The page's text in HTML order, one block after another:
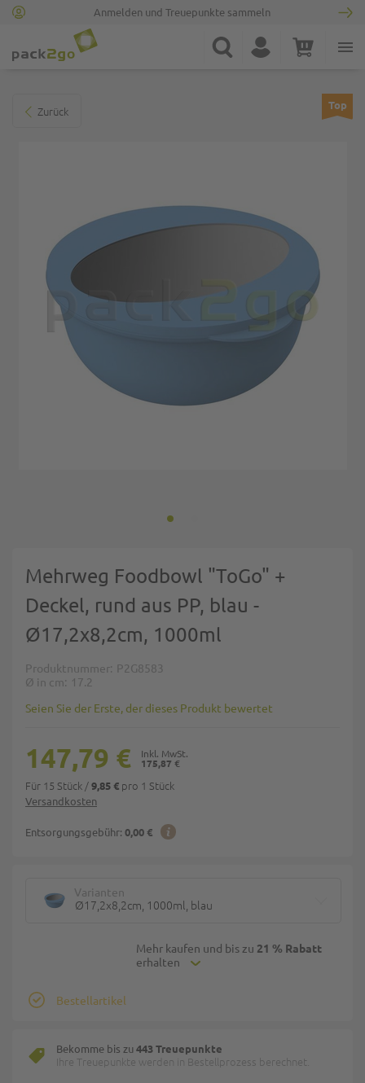
Anmelden und Treuepunkte sammeln
Suche Konto Warenkorb
Zurück Top
Mehrweg Foodbowl "ToGo" +
Deckel, rund aus PP, blau -
Ø17,2x8,2cm, 1000ml
Produktnummer P2G8583
Ø in cm
17.2
Seien Sie der Erste, der dieses Produkt bewertet
Versandkosten
Entsorgungsgebühr: 0,00 €
175,87 €
147,79 €
Für 15 Stück /9,85 € pro 1 Stück
Varianten
Ø17,2x8,2cm, 1000ml, blau
Mehr kaufen und bis zu 21 % Rabatt
erhalten
Bestellartikel
Bekomme bis zu 443 Treuepunkte
Ihre Treuepunkte werden in Bestellprozess berechnet.